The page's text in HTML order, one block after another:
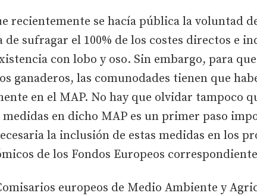
recientemente se hacía pública la voluntad
de sufragar el 100% de los costes directos e
con lobo y oso. Sin embargo, para
ganaderos, las comunodades tienen que
en el MAP. No hay que olvidar tampoco
en dicho MAP es un primer paso
la inclusión de estas medidas en los
de los Fondos Europeos
europeos de Medio Ambiente y